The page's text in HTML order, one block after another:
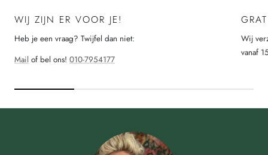
WIJ ZIJN ER VOOR JE!
Heb je een vraag? Twijfel dan niet:
Mail of bel ons! 010-7954177
Wij
vanaf